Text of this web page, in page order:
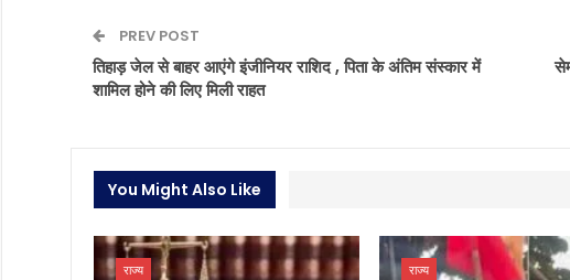
PREV POST
तिहाड़ जेल से बाहर आएंगे इंजीनियर राशिद , पिता के अंतिम संस्कार में
शामिल होने की लिए मिली राहत
You Might Also Like
राज्य राज्य